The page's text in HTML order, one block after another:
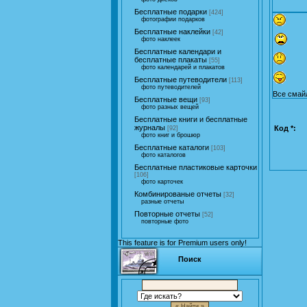
Бесплатные подарки [424]
фотографии подарков
Бесплатные наклейки [42]
фото наклеек
Бесплатные календари и
бесплатные плакаты [55]
фото календарей и плакатов
Бесплатные путеводители [113]
фото путеводителей
Бесплатные вещи [93]
фото разных вещей
Бесплатные книги и бесплатные
журналы [92]
фото книг и брошюр
Бесплатные каталоги [103]
фото каталогов
Бесплатные пластиковые карточки
[106]
фото карточек
Комбинированые отчеты [32]
разные отчеты
Повторные отчеты [52]
повторные фото
This feature is for Premium users only!
Поиск
Все
Код *: